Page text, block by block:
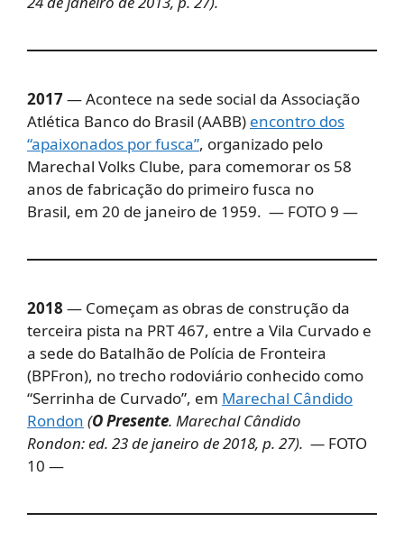
2017— Acontece na sede social da Associação
Atlética Banco do Brasil (AABB) encontro dos
“apaixonados por fusca”, organizado pelo
Marechal Volks Clube, para comemorar os 58
anos de fabricação do primeiro fusca no
Brasil, em 20 de janeiro de 1959. — FOTO 9 —
2018 — Começam as obras de construção da
terceira pista na PRT 467, entre a Vila Curvado e
a sede do Batalhão de Polícia de Fronteira
(BPFron), no trecho rodoviário conhecido como
“Serrinha de Curvado”, em Marechal Cândido
Rondon (O Presente. Marechal Cândido
Rondon: ed. 23 de janeiro de 2018, p. 27). — FOTO
10 —